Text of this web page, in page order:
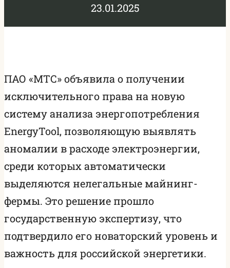
23.01.2025
ПАО «МТС» объявила о получении
исключительного права на новую
систему анализа энергопотребления
EnergyTool, позволяющую выявлять
аномалии в расходе электроэнергии,
среди которых автоматически
выделяются нелегальные майнинг-
фермы. Это решение прошло
государственную экспертизу, что
подтвердило его новаторский уровень и
важность для российской энергетики.